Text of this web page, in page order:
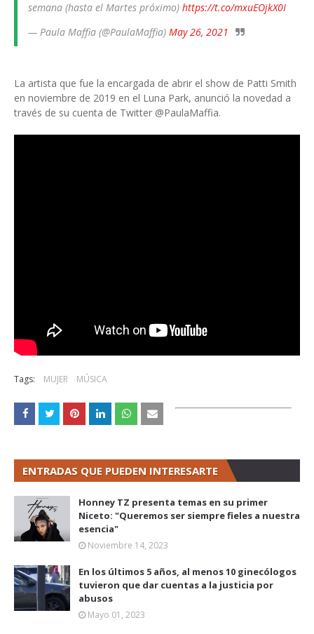
semana (hasta el Martes próximo) https://t.co/mxuEOjkX0I
— Paula Maffia (@PaulaMaffia) May 26, 2021
La artista que fue la encargada de abrir el show de Patti Smith
en noviembre de 2019 en el Luna Park, anunció la novedad a
través de su cuenta de Twitter @PaulaMaffia.
Tags: MUJER MÚSICA
ENTRADAS QUE PUEDEN INTERESARTE
Honney TZ presenta temas en su primer
Niceto: "Queremos ser siempre fieles a nuestra
esencia"
Noviembre 14, 2023
En los últimos 5 años, al menos 10 ginecólogos
tuvieron que dar cuentas a la justicia por
abusos
Mayo 01, 2023